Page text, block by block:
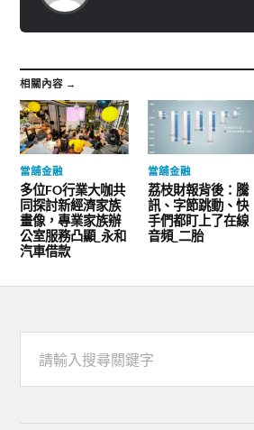
相關內容 →
當舖金融
多位FO行業大咖共
同探討新經濟家族
畫像，專業家族辦
公室服務凸顯_永和
汽車借款
當舖金融
荔枝財報背後：騰
訊、字節跳動、快
手們都盯上了在線
音頻_二胎